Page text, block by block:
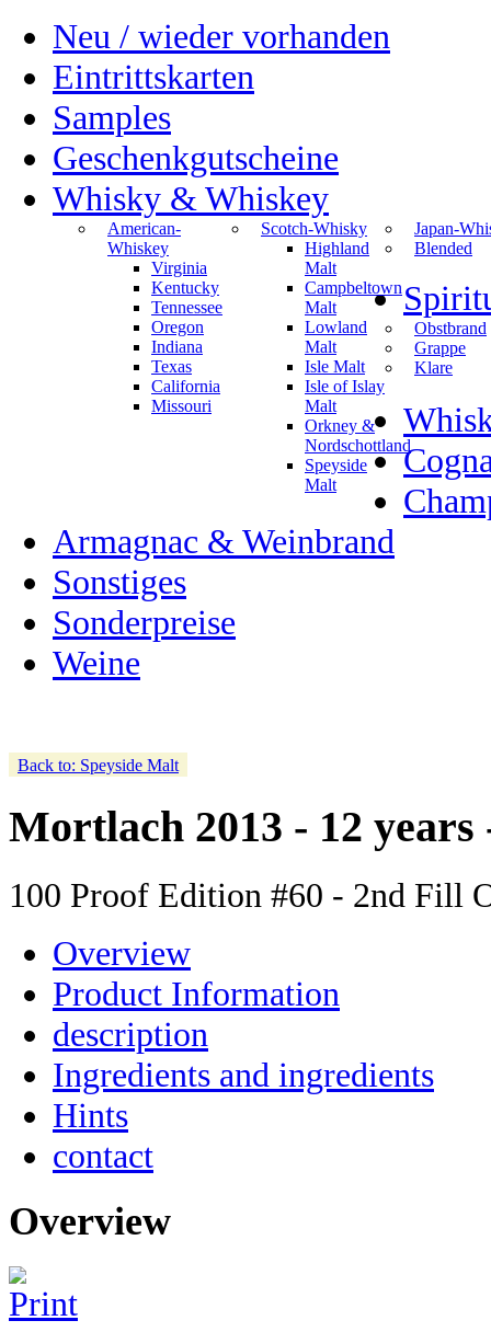
Neu / wieder vorhanden
Eintrittskarten
Samples
Geschenkgutscheine
Whisky & Whiskey
American-
Whiskey
Virginia
Kentucky
Tennessee
Oregon
Indiana
Texas
California
Missouri
Scotch-Whisky
Highland
Malt
Campbeltown
Malt
Lowland
Malt
Isle Malt
Isle of Islay
Malt
Orkney &
Nordschottland
Speyside
Malt
Japan-
Blended
Obstbrand
Grappe
Klare
Armagnac & Weinbrand
Sonstiges
Sonderpreise
Weine
Back to: Speyside Malt
Mortlach 2013 - 12
100 Proof Edition #60 - 2nd Fill
Overview
Product Information
description
Ingredients and ingredients
Hints
contact
Overview